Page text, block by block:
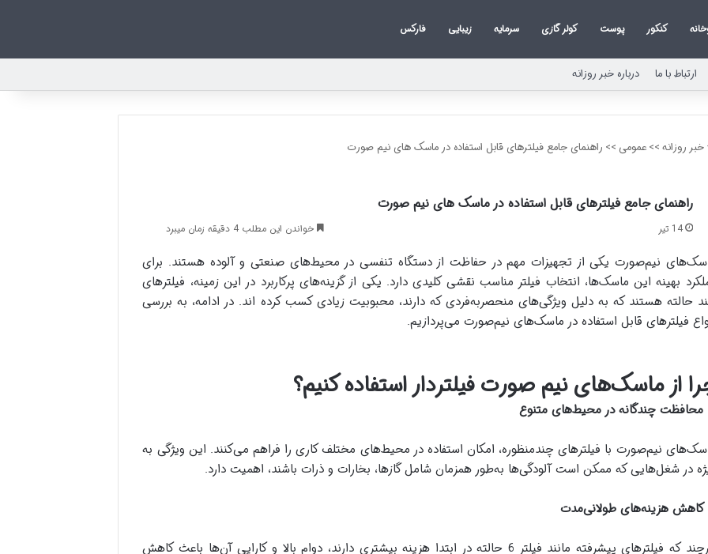
کنکور پوست کولر گازی سرمایه زیبایی فارکس
ارتباط با ما درباره خبر روزانه
خبر روزانه>> عمومی >> راهنمای جامع فیلترهای قابل استفاده در ماسک های نیم صورت
راهنمای جامع فیلترهای قابل استفاده در ماسک های نیم صورت
14 تیر خواندن این مطلب 4 دقیقه زمان میبرد
نیم‌صورت یکی از تجهیزات مهم در حفاظت از دستگاه تنفسی در محیط‌های صنعتی و آلوده هستند. برای
بهینه این ماسک‌ها، انتخاب فیلتر مناسب نقشی کلیدی دارد. یکی از گزینه‌های پرکاربرد در این زمینه، فیلترهای
حالته هستند که به دلیل ویژگی‌های منحصر‌به‌فردی که دارند، محبوبیت زیادی کسب کرده اند. در ادامه، به بررسی
فیلترهای قابل استفاده در ماسک‌های نیم‌صورت می‌پردازیم.
از ماسک‌های نیم صورت فیلتردار استفاده کنیم؟
نیم‌صورت با فیلترهای چندمنظوره، امکان استفاده در محیط‌های مختلف کاری را فراهم می‌کنند. این ویژگی به
در شغل‌هایی که ممکن است آلودگی‌ها به‌طور همزمان شامل گازها، بخارات و ذرات باشند، اهمیت دارد.
هرچند که فیلترهای پیشرفته مانند فیلتر 6 حالته در ابتدا هزینه بیشتری دارند، دوام بالا و کارایی آن‌ها باعث کاهش